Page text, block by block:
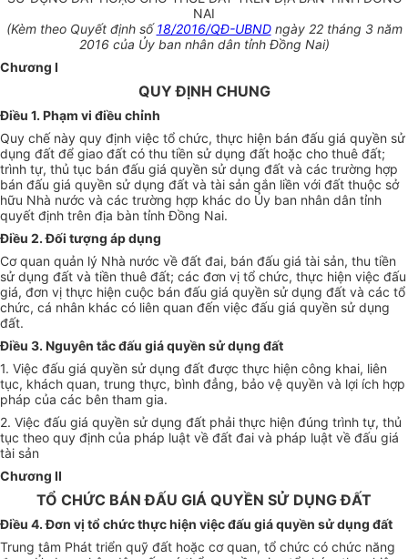
NAI
(Kèm theo Quyết định số18/2016/QĐ-UBNDngày 22 tháng 3 năm
2016 của Ủy ban nhân dân tỉnh Đồng Nai)
Chương I
QUY ĐỊNH CHUNG
Điều 1. Phạm vi điều chỉnh
Quy chế này quy định việc tổ chức, thực hiện bán đấu giá quyền sử
dụng đất để giao đất có thu tiền sử dụng đất hoặc cho thuê đất;
trình tự, thủ tục bán đấu giá quyền sử dụng đất và các trường hợp
bán đấu giá quyền sử dụng đất và tài sản gắn liền với đất thuộc sở
hữu Nhà nước và các trường hợp khác do Ủy ban nhân dân tỉnh
quyết định trên địa bàn tỉnh Đồng Nai.
Điều 2. Đối tượng áp dụng
Cơ quan quản lý Nhà nước về đất đai, bán đấu giá tài sản, thu tiền
sử dụng đất và tiền thuê đất; các đơn vị tổ chức, thực hiện việc đấu
giá, đơn vị thực hiện cuộc bán đấu giá quyền sử dụng đất và các tổ
chức, cá nhân khác có liên quan đến việc đấu giá quyền sử dụng
đất.
Điều 3. Nguyên tắc đấu giá quyền sử dụng đất
1. Việc đấu giá quyền sử dụng đất được thực hiện công khai, liên
tục, khách quan, trung thực, bình đẳng, bảo vệ quyền và lợi ích hợp
pháp của các bên tham gia.
2. Việc đấu giá quyền sử dụng đất phải thực hiện đúng trình tự, thủ
tục theo quy định của pháp luật về đất đai và pháp luật về đấu giá
tài sản
Chương II
TỔ CHỨC BÁN ĐẤU GIÁ QUYỀN SỬ DỤNG ĐẤT
Điều 4. Đơn vị tổ chức thực hiện việc đấu giá quyền sử dụng đất
Trung tâm Phát triển quỹ đất hoặc cơ quan, tổ chức có chức năng